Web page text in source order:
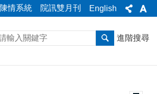
陳情系統 院訊雙月刊 English
進階搜尋